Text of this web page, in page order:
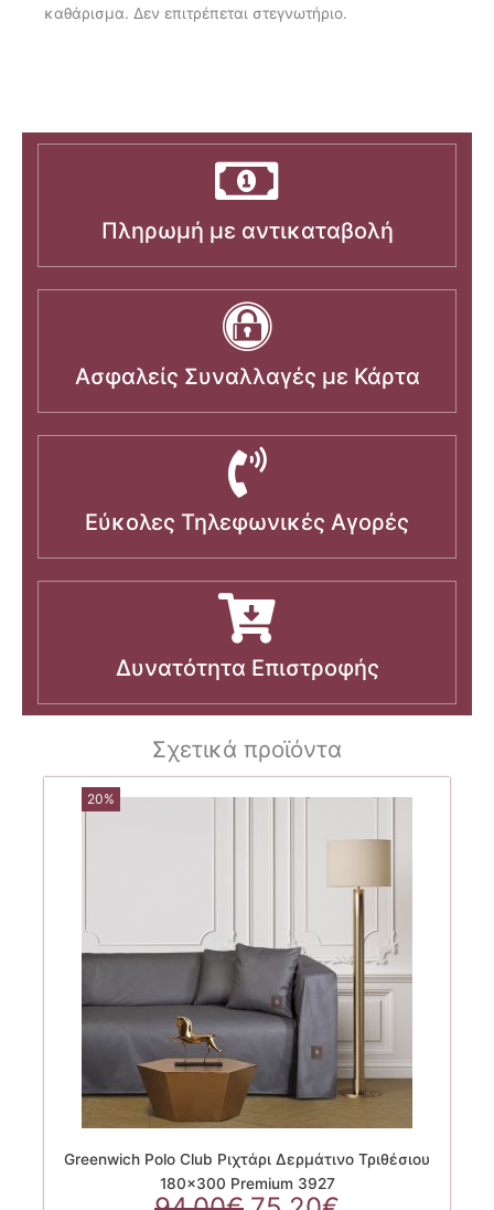
καθάρισμα. Δεν επιτρέπεται στεγνωτήριο.
Πληρωμή με αντικαταβολή
Ασφαλείς Συναλλαγές με Κάρτα
Εύκολες Τηλεφωνικές Αγορές
Δυνατότητα Επιστροφής
Σχετικά προϊόντα
20%
Greenwich Polo Club Ριχτάρι Δερμάτινο Τριθέσιου
180×300 Premium 3927